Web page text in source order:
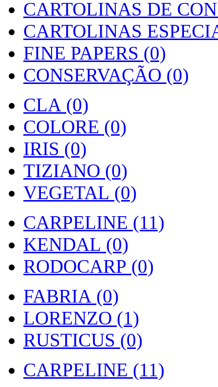
CARTOLINAS DE
CARTOLINAS
FINE PAPERS (0)
CONSERVAÇÃO (0)
CLA (0)
COLORE (0)
IRIS (0)
TIZIANO (0)
VEGETAL (0)
CARPELINE (11)
KENDAL (0)
RODOCARP (0)
FABRIA (0)
LORENZO (1)
RUSTICUS (0)
CARPELINE (11)